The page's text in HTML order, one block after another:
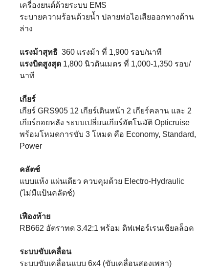
เครื่องยนต์ด้วยระบบ EMS
ระบายความร้อนด้วยน้ำ ปลายท่อไอเสียออกทางด้าน
ล่าง
แรงม้าสุทธิ 360 แรงม้า ที่ 1,900 รอบ/นาที
แรงบิดสูงสุด 1,800 นิวตันเมตร ที่ 1,000-1,350 รอบ/
นาที
เกียร์
เกียร์ GRS905 12 เกียร์เดินหน้า 2 เกียร์คลาน และ 2
เกียร์ถอยหลัง ระบบเปลี่ยนเกียร์อัตโนมัติ Opticruise
พร้อมโหมดการขับ 3 โหมด คือ Economy, Standard,
Power
คลัตช์
แบบแห้ง แผ่นเดียว ควบคุมด้วย Electro-Hydraulic
(ไม่มีแป้นคลัตช์)
เฟืองท้าย
RB662 อัตราทด 3.42:1 พร้อม ดิฟเฟอร์เรนเชียลล็อค
ระบบขับเคลื่อน
ระบบขับเคลื่อนแบบ 6x4 (ขับเคลื่อนสองเพลา)